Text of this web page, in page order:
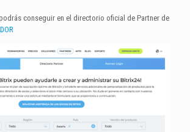
conseguir en el directorio oficial de Partner de